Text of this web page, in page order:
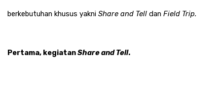
berkebutuhan khusus yakni Share and Tell dan Field Trip.
Pertama, kegiatan Share and Tell.